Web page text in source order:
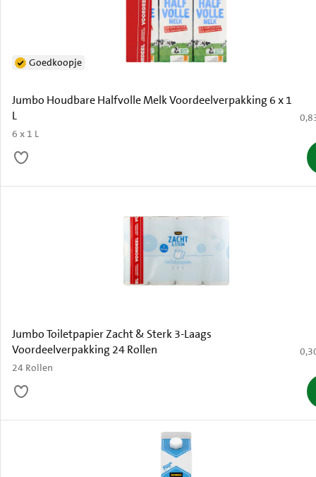
Jumbo Houdbare Halfvolle Melk Voordeelverpakking 6 x 1
L
6 x 1 L
Goedkoopje
€
Jumbo Toiletpapier Zacht & Sterk 3-Laags
Voordeelverpakking 24 Rollen
24 Rollen
€